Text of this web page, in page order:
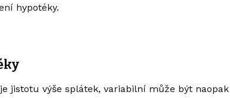
hypotéky.
jistotu výše splátek, variabilní může být naopak